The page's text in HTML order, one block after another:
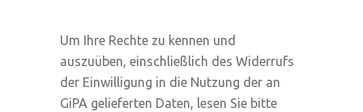
Um Ihre Rechte zu kennen und
auszuüben, einschließlich des Widerrufs
der Einwilligung in die Nutzung der an
GiPA gelieferten Daten, lesen Sie bitte